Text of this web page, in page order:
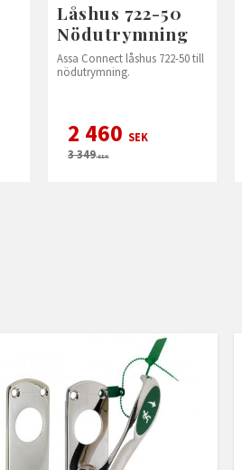
Låshus 722-50
Nödutrymning
Assa Connect låshus 722-50 till
nödutrymning.
2 460 SEK
3 349SEK